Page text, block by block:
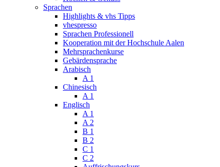
Sprachen
Highlights & vhs Tipps
vhespresso
Sprachen Professionell
Kooperation mit der Hochschule Aalen
Mehrsprachenkurse
Gebärdensprache
Arabisch
A 1
Chinesisch
A 1
Englisch
A 1
A 2
B 1
B 2
C 1
C 2